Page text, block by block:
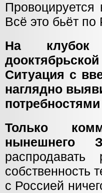
Всё это бьёт
На клубок
Ситуация с
наглядно
Только
нынешнего
собственность
с Россией